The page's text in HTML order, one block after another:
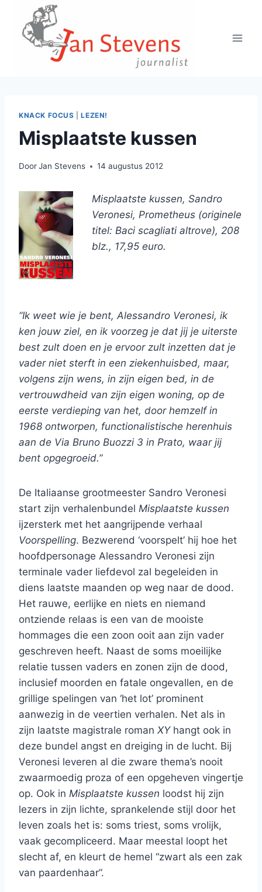
Doorgaan
inhoud
KNACK FOCUS |LEZEN!
Misplaatste kussen
DoorJan Stevens 14 augustus 2012
Misplaatste kussen, Sandro
Veronesi, Prometheus (originele
titel: Baci scagliati altrove), 208
blz., 17,95 euro.
“Ik weet wie je bent, Alessandro Veronesi, ik
ken jouw ziel, en ik voorzeg je dat jij je uiterste
best zult doen en je ervoor zult inzetten dat je
vader niet sterft in een ziekenhuisbed, maar,
volgens zijn wens, in zijn eigen bed, in de
vertrouwdheid van zijn eigen woning, op de
eerste verdieping van het, door hemzelf in
1968 ontworpen, functionalistische herenhuis
aan de Via Bruno Buozzi 3 in Prato, waar jij
bent opgegroeid.”
De Italiaanse grootmeester Sandro Veronesi
start zijn verhalenbundel Misplaatste kussen
ijzersterk met het aangrijpende verhaal
Voorspelling. Bezwerend ‘voorspelt’ hij hoe het
hoofdpersonage Alessandro Veronesi zijn
terminale vader liefdevol zal begeleiden in
diens laatste maanden op weg naar de dood.
Het rauwe, eerlijke en niets en niemand
ontziende relaas is een van de mooiste
hommages die een zoon ooit aan zijn vader
geschreven heeft. Naast de soms moeilijke
relatie tussen vaders en zonen zijn de dood,
inclusief moorden en fatale ongevallen, en de
grillige spelingen van ‘het lot’ prominent
aanwezig in de veertien verhalen. Net als in
zijn laatste magistrale roman XYhangt ook in
deze bundel angst en dreiging in de lucht. Bij
Veronesi leveren al die zware thema’s nooit
zwaarmoedig proza of een opgeheven vingertje
op. Ook in Misplaatste kussen loodst hij zijn
lezers in zijn lichte, sprankelende stijl door het
leven zoals het is: soms triest, soms vrolijk,
vaak gecompliceerd. Maar meestal loopt het
slecht af, en kleurt de hemel “zwart als een zak
van paardenhaar”.